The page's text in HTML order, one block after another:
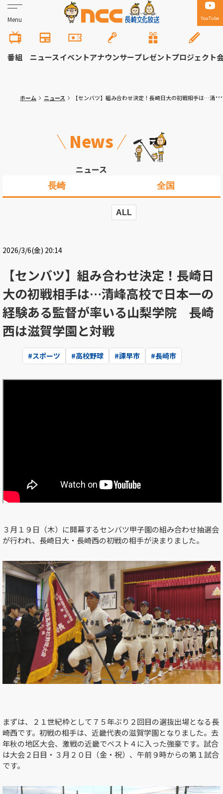
Menu YouTube
番組 ニュースイベントアナウンサープレゼントプロジェクト
ホーム ニュース 【センバツ】組み合わせ決定！長崎日大の初戦相手は…清峰高校で日本一の経験ある監督が率いる山梨学院 長崎西は滋賀学園と対戦
News
ニュース
長崎 全国
ALL
2026/3/6(金) 20:14
【センバツ】組み合わせ決定！長崎日
大の初戦相手は…清峰高校で日本一の
経験ある監督が率いる山梨学院 長崎
西は滋賀学園と対戦
#スポーツ #高校野球 #諫早市 #長崎市
３月１９日（木）に開幕するセンバツ甲子園の組み合わせ抽選会
が行われ、長崎日大・長崎西の初戦の相手が決まりました。
まずは、２１世紀枠として７５年ぶり２回目の選抜出場となる長
崎西です。初戦の相手は、近畿代表の滋賀学園となりました。去
年秋の地区大会、激戦の近畿でベスト４に入った強豪です。試合
は大会２日目・３月２０日（金・祝）、午前９時からの第１試合
です。